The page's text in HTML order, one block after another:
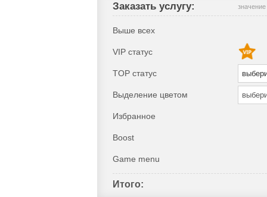
Заказать услугу: значение
Выше всех
VIP статус
TOP статус
Выделение цветом
Избранное
Boost
Game menu
Итого: